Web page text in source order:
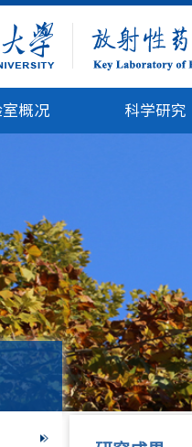
室概况 科学研究